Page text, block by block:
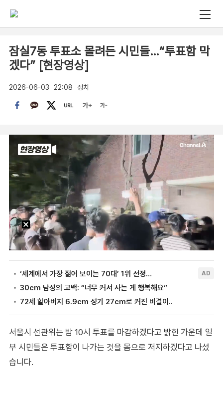
잠실7동 투표소 몰려든 시민들…“투표함 막
겠다” [현장영상]
2026-06-03 22:08 정치
서울시 선관위는 밤 10시 투표를 마감하겠다고 밝힌 가운데 일
부 시민들은 투표함이 나가는 것을 몸으로 저지하겠다고 나섰
습니다.